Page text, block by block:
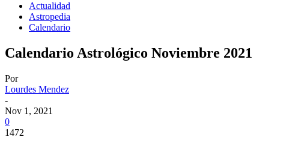
Actualidad
Astropedia
Calendario
Calendario Astrológico Noviembre 2021
Por
Lourdes Mendez
-
Nov 1, 2021
0
1472